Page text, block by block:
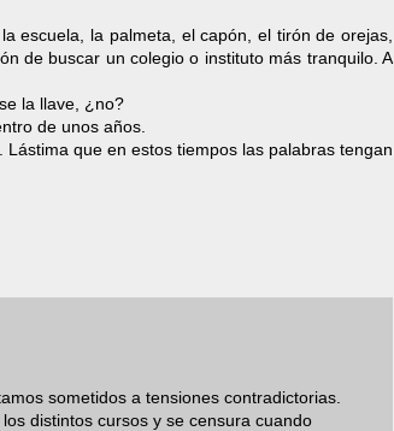
escuela, la palmeta, el capón, el tirón de orejas,
de buscar un colegio o instituto más tranquilo. A
la llave, ¿no?
de unos años.
que en estos tiempos las palabras tengan
sometidos a tensiones contradictorias.
distintos cursos y se censura cuando